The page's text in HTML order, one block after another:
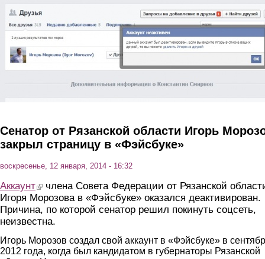
Сенатор от Рязанской области Игорь
закрыл страницу в «Фэйсбуке»
воскресенье, 12 января, 2014 - 16:32
Аккаунт(link is external)
члена Совета Федерации от Рязанской
Игоря Морозова в «Фэйсбуке» оказался деактивирован.
Причина, по которой сенатор решил покинуть соцсеть,
неизвестна.
Игорь Морозов создал свой аккаунт в «Фэйсбуке» в
2012 года, когда был кандидатом в губернаторы Рязанской